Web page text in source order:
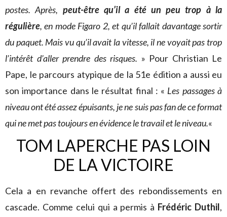
postes. Après, peut-être qu’il a été un peu trop à la
régulière, en mode Figaro 2, et qu’il fallait davantage sortir
du paquet. Mais vu qu’il avait la vitesse, il ne voyait pas trop
l’intérêt d’aller prendre des risques. » Pour Christian Le
Pape, le parcours atypique de la 51e édition a aussi eu
son importance dans le résultat final : « Les passages à
niveau ont été assez épuisants, je ne suis pas fan de ce format
qui ne met pas toujours en évidence le travail et le niveau.«
TOM LAPERCHE PAS LOIN
DE LA VICTOIRE
Cela a en revanche offert des rebondissements en
cascade. Comme celui qui a permis à Frédéric Duthil,